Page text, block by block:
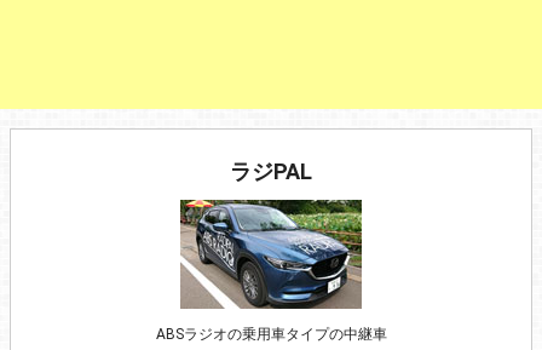
ラジPAL
ABSラジオの乗用車タイプの中継車